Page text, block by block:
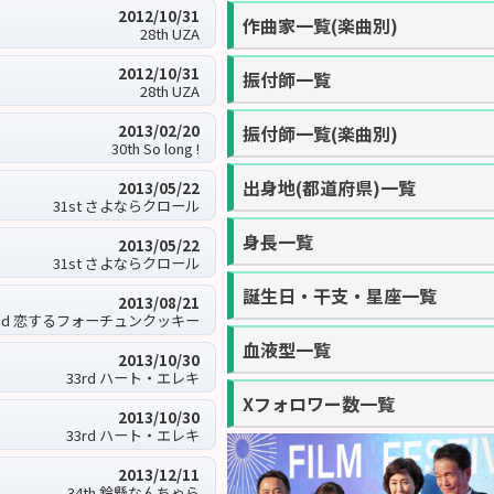
2012/10/31
28th UZA
2012/10/31
28th UZA
2013/02/20
30th So long !
2013/05/22
31st さよならクロール
2013/05/22
31st さよならクロール
2013/08/21
恋するフォーチュンクッキー
2013/10/30
33rd ハート・エレキ
2013/10/30
33rd ハート・エレキ
2013/12/11
作曲家一覧(楽曲別)
振付師一覧
振付師一覧(楽曲別)
出身地(都道府県)一覧
身長一覧
誕生日・干支・星座一覧
血液型一覧
Xフォロワー数一覧